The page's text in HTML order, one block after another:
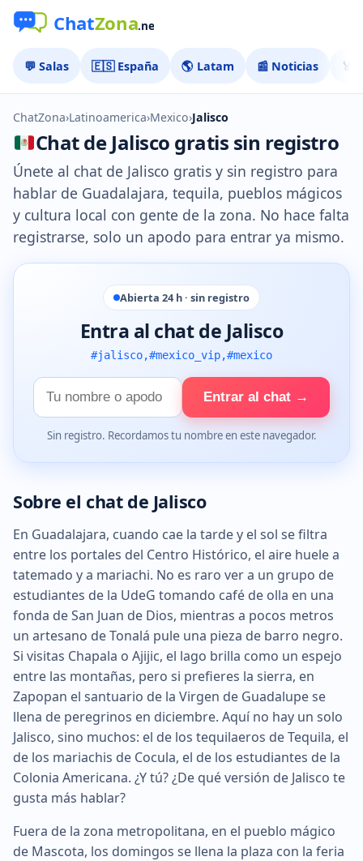
💬 Salas 🇪🇸 España 🌎 Latam 📰 Noticias 🏅
ChatZona›Latinoamerica›Mexico›Jalisco
Chat de Jalisco gratis sin registro
Únete al chat de Jalisco gratis y sin registro para
hablar de Guadalajara, tequila, pueblos mágicos
y cultura local con gente de la zona. No hace falta
registrarse, solo un apodo para entrar ya mismo.
Abierta 24 h · sin registro
Entra al chat de Jalisco
#jalisco,#mexico_vip,#mexico
Tu
nombre
Entrar al chat →
Sin registro. Recordamos tu nombre en este navegador.
Sobre el chat de Jalisco
En Guadalajara, cuando cae la tarde y el sol se filtra
entre los portales del Centro Histórico, el aire huele a
tatemado y a mariachi. No es raro ver a un grupo de
estudiantes de la UdeG tomando café de olla en una
fonda de San Juan de Dios, mientras a pocos metros
un artesano de Tonalá pule una pieza de barro negro.
Si visitas Chapala o Ajijic, el lago brilla como un espejo
entre las montañas, pero si prefieres la sierra, en
Zapopan el santuario de la Virgen de Guadalupe se
llena de peregrinos en diciembre. Aquí no hay un solo
Jalisco, sino muchos: el de los tequilaeros de Tequila, el
de los mariachis de Cocula, el de los estudiantes de la
Colonia Americana. ¿Y tú? ¿De qué versión de Jalisco te
gusta más hablar?
Fuera de la zona metropolitana, en el pueblo mágico
de Mascota, los domingos se llena la plaza con la feria